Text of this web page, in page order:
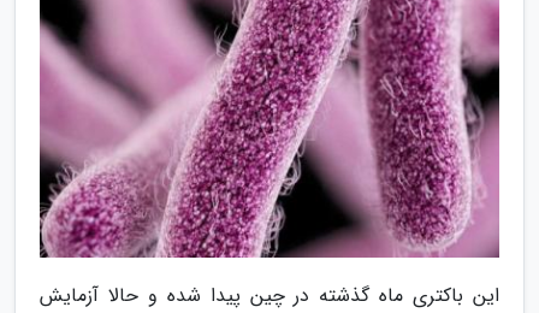
این باکتری ماه گذشته در چین پیدا شده و حالا آزمایش